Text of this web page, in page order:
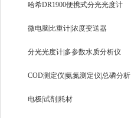
哈希DR1900便携式分光光度计
微电脑比重计|浓度变送器
分光光度计|多参数水质分析仪
COD测定仪|氨氮测定仪|总磷分析
仪
电极|试剂|耗材